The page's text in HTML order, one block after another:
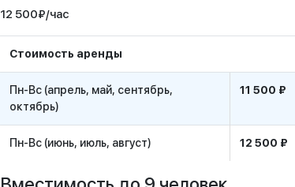
12 500₽/час
Стоимость аренды
Пн-Вс (апрель, май, сентябрь,
октябрь)
11 500 ₽
Пн-Вс (июнь, июль, август) 12 500 ₽